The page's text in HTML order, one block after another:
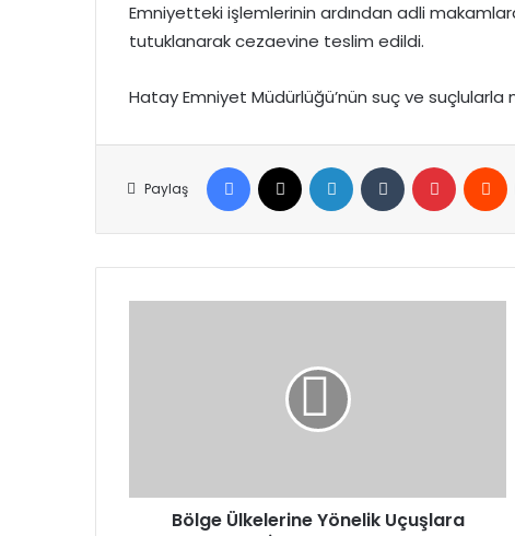
Emniyetteki işlemlerinin ardından adli
tutuklanarak cezaevine teslim edildi.
Hatay Emniyet Müdürlüğü’nün suç ve suçlularla
Paylaş
Facebook LinkedIn Tumblr Pinterest
Bölge Ülkelerine Yönelik Uçuşlara